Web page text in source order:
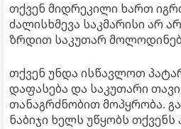
თქვენ მიდრეკილი ხართ
ძალისხმევა საკმარისი არ
ზრდით საკუთარ
თქვენ უნდა ისწავლოთ
დაფასება და საკუთარი
თანაგრძნობით მოპყრობა.
ნაბიჯი ხელს უწყობს